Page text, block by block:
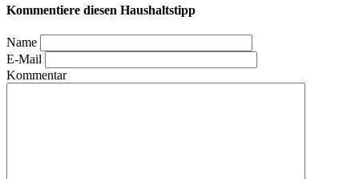
Kommentiere diesen Haushaltstipp
Name
E-Mail
Kommentar